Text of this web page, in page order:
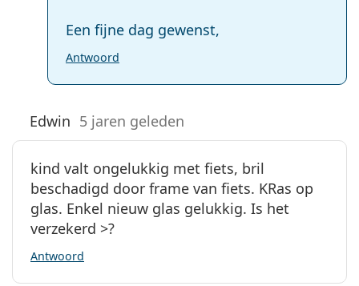
Een fijne dag gewenst,
Antwoord
Edwin 5 jaren geleden
kind valt ongelukkig met fiets, bril
beschadigd door frame van fiets. KRas op
glas. Enkel nieuw glas gelukkig. Is het
verzekerd >?
Antwoord